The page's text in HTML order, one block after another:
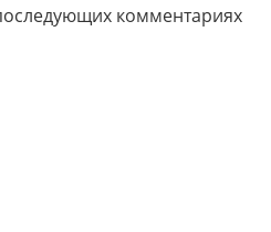
комментариях